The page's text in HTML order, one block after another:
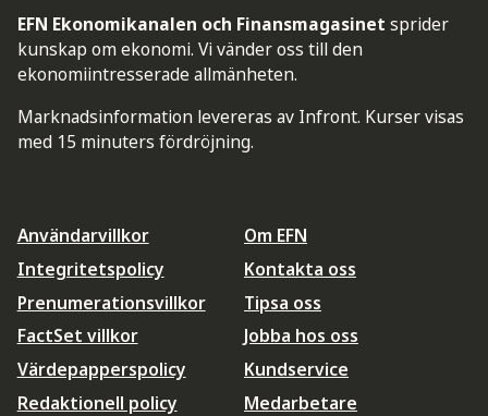
EFN Ekonomikanalen och Finansmagasinet sprider
kunskap om ekonomi. Vi vänder oss till den
ekonomiintresserade allmänheten.
Marknadsinformation levereras av Infront. Kurser visas
med 15 minuters fördröjning.
Användarvillkor
Integritetspolicy
Prenumerationsvillkor
FactSet villkor
Värdepapperspolicy
Redaktionell policy
Om EFN
Kontakta oss
Tipsa oss
Jobba hos oss
Kundservice
Medarbetare